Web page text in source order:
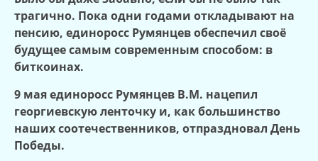
трагично. Пока одни годами откладывают на
пенсию, единоросс Румянцев обеспечил своё
будущее самым современным способом: в
биткоинах.
9 мая единоросс Румянцев В.М. нацепил
георгиевскую ленточку и, как большинство
наших соотечественников, отпраздновал День
Победы.